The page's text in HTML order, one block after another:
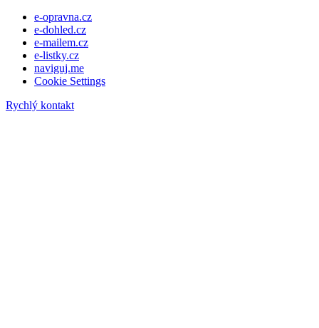
e-opravna.cz
e-dohled.cz
e-mailem.cz
e-listky.cz
naviguj.me
Cookie Settings
Rychlý kontakt